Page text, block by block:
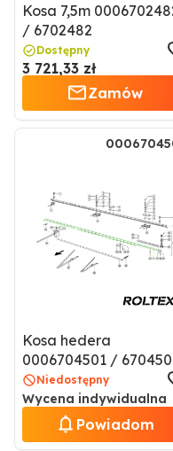
Kosa 7,5m
/ 6702482
Dostępny
3 721,33 zł
Zamów
Kosa hedera
0006704501 /
Niedostępny
Wycena indywidualna
Powiadom